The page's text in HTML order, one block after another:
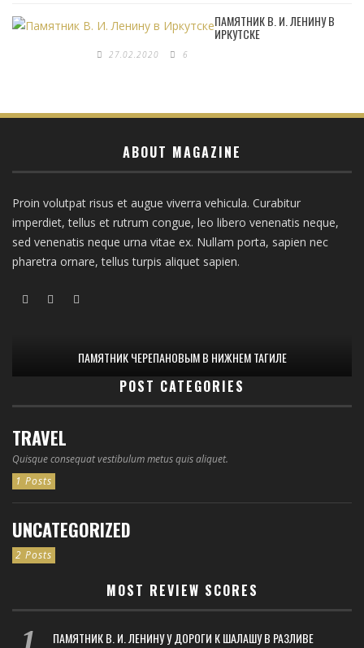
ПАМЯТНИК В. И. ЛЕНИНУ В
ИРКУТСКЕ
27.02.2020 6
ABOUT MAGAZINE
Proin volutpat risus et augue viverra vehicula. Curabitur
imperdiet, tellus et rutrum congue, leo libero venenatis neque,
sed venenatis neque urna vitae ex. Nullam porta, sapien nec
pharetra ornare, tellus turpis aliquet sapien.
ПАМЯТНИК ЧЕРЕПАНОВЫМ В НИЖНЕМ ТАГИЛЕ
POST CATEGORIES
TRAVEL
Quisque consequat vestibulum metus quis aliquet.
1 Posts
UNCATEGORIZED
2 Posts
MOST REVIEW SCORES
ПАМЯТНИК В. И. ЛЕНИНУ У ДОРОГИ К ШАЛАШУ В РАЗЛИВЕ